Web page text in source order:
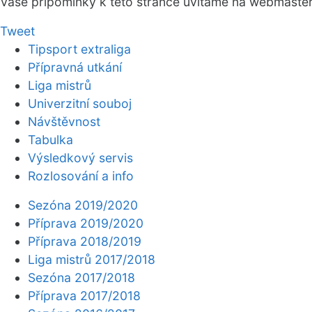
Tweet
Tipsport extraliga
Přípravná utkání
Liga mistrů
Univerzitní souboj
Návštěvnost
Tabulka
Výsledkový servis
Rozlosování a info
Sezóna 2019/2020
Příprava 2019/2020
Příprava 2018/2019
Liga mistrů 2017/2018
Sezóna 2017/2018
Příprava 2017/2018